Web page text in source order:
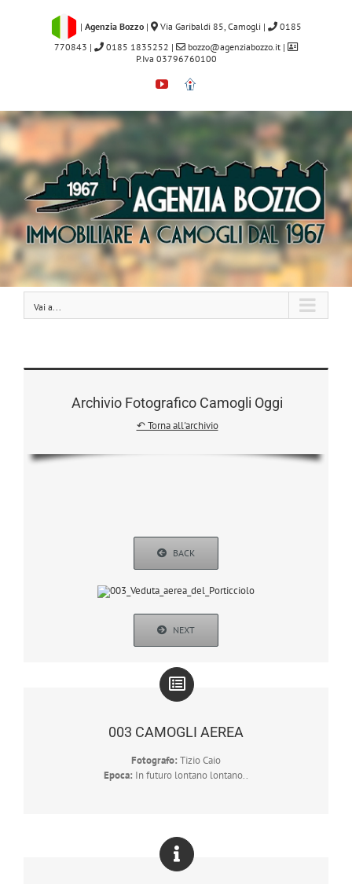
| Agenzia Bozzo | Via Garibaldi 85, Camogli |
0185
770843 | 0185 1835252 | bozzo@agenziabozzo.it|
P.Iva 03796760100
YouTube
Immobiliare.it
Vai a...
Archivio Fotografico Camogli Oggi
↶ Torna all'archivio
BACK
NEXT
003 CAMOGLI AEREA
Fotografo: Tizio Caio
Epoca: In futuro lontano lontano..